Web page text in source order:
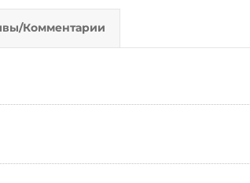
Комментарии